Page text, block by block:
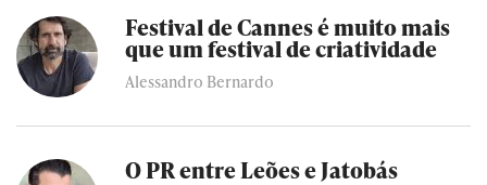
Festival de Cannes é muito mais
que um festival de criatividade
Alessandro Bernardo
O PR entre Leões e Jatobás